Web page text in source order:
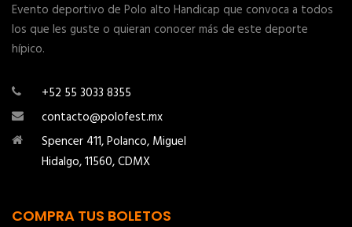
Evento deportivo de Polo alto Handicap que convoca a todos
los que les guste o quieran conocer más de este deporte
hípico.
+52 55 3033 8355
contacto@polofest.mx
Spencer 411, Polanco, Miguel
Hidalgo, 11560, CDMX
COMPRA TUS BOLETOS